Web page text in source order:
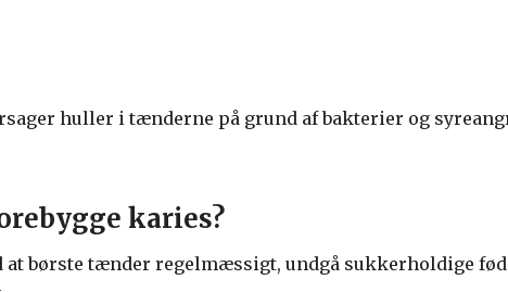
huller i tænderne på grund af bakterier og
karies?
at børste tænder regelmæssigt, undgå sukkerholdige